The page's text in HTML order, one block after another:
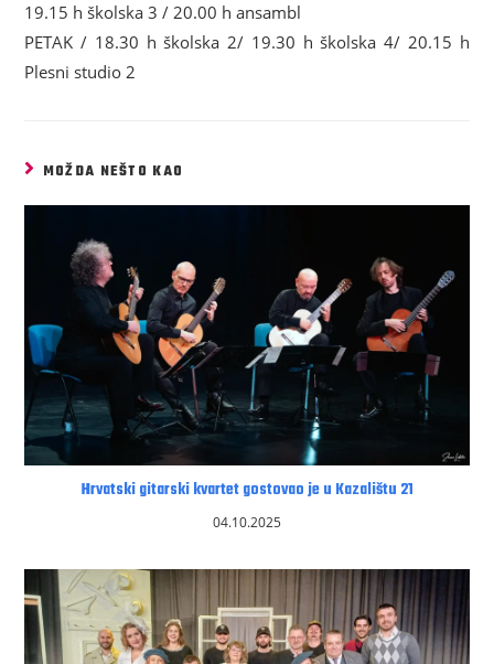
19.15 h školska 3 / 20.00 h ansambl
PETAK / 18.30 h školska 2/ 19.30 h školska 4/ 20.15 h
Plesni studio 2
MOŽDA NEŠTO KAO
Hrvatski gitarski kvartet gostovao je u Kazalištu 21
04.10.2025